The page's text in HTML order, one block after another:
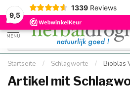
9,5
1339 Reviews
Kostenloser DE-Versand ab
Schnell geliefert
MENU
Startseite / Schlagworte / Bioblas
Artikel mit